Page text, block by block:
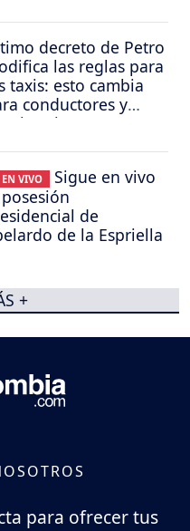
decreto de Petro
las reglas para
taxis: esto cambia
conductores y
VIVO
Sigue en vivo
de
de la Espriella
+
para ofrecer tus